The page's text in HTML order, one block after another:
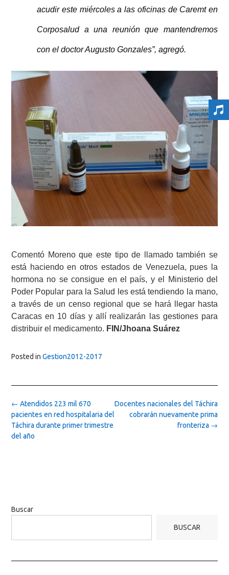
acudir este miércoles a las oficinas de Caremt en
Corposalud a una reunión que mantendremos
con el doctor Augusto Gonzales”, agregó.
Comentó Moreno que este tipo de llamado también se
está haciendo en otros estados de Venezuela, pues la
hormona no se consigue en el país, y el Ministerio del
Poder Popular para la Salud les está tendiendo la mano,
a través de un censo regional que se hará llegar hasta
Caracas en 10 días y allí realizarán las gestiones para
distribuir el medicamento. FIN/Jhoana Suárez
Posted in Gestion2012-2017
Post
navigation
Docentes nacionales del Táchira
cobrarán nuevamente prima
fronteriza →
← Atendidos 223 mil 670
pacientes en red hospitalaria del
Táchira durante primer trimestre
del año
Buscar
BUSCAR